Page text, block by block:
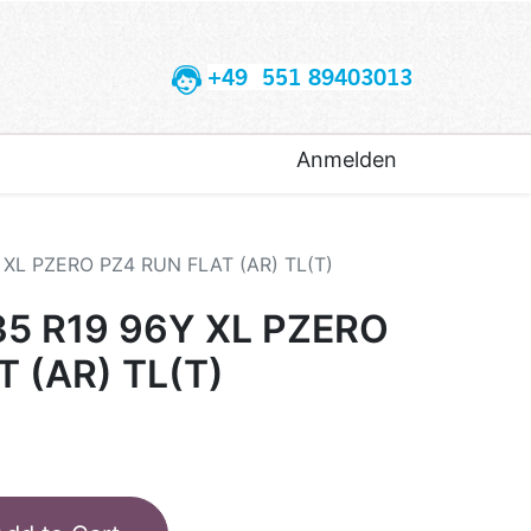
+49 551 89403013
Anmelden
PZERO PZ4 RUN FLAT (AR) TL(T)
R19 96Y XL PZERO
(AR) TL(T)